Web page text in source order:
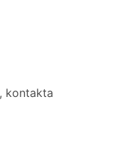
kontakta